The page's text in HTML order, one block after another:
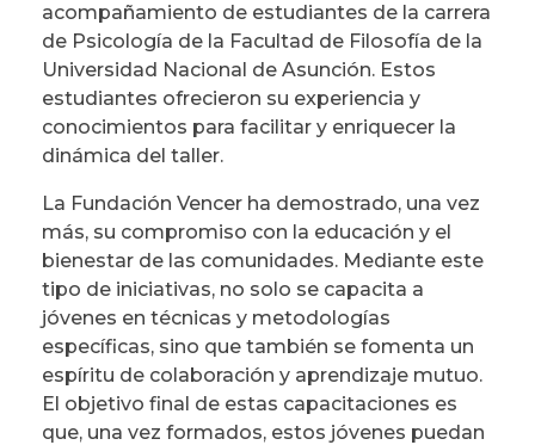
acompañamiento de estudiantes de la carrera
de Psicología de la Facultad de Filosofía de la
Universidad Nacional de Asunción. Estos
estudiantes ofrecieron su experiencia y
conocimientos para facilitar y enriquecer la
dinámica del taller.
La Fundación Vencer ha demostrado, una vez
más, su compromiso con la educación y el
bienestar de las comunidades. Mediante este
tipo de iniciativas, no solo se capacita a
jóvenes en técnicas y metodologías
específicas, sino que también se fomenta un
espíritu de colaboración y aprendizaje mutuo.
El objetivo final de estas capacitaciones es
que, una vez formados, estos jóvenes puedan